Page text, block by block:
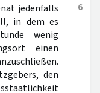
6
jedenfalls
in dem es
wenig
einen
den